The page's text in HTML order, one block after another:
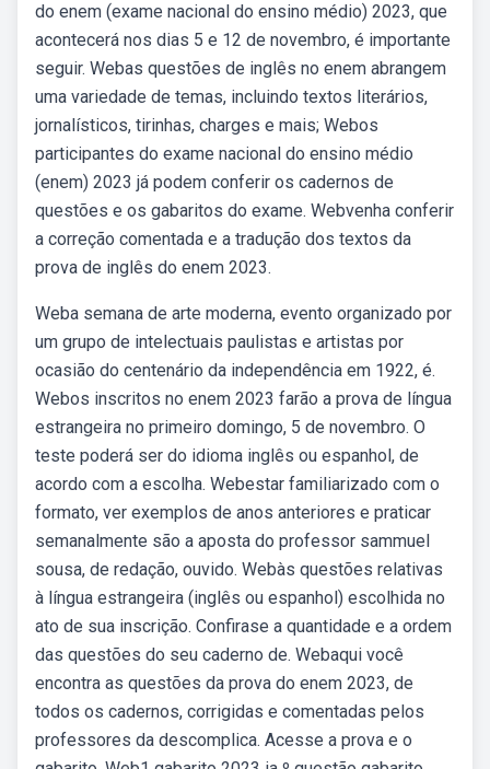
do enem (exame nacional do ensino médio) 2023, que
acontecerá nos dias 5 e 12 de novembro, é importante
seguir. Webas questões de inglês no enem abrangem
uma variedade de temas, incluindo textos literários,
jornalísticos, tirinhas, charges e mais; Webos
participantes do exame nacional do ensino médio
(enem) 2023 já podem conferir os cadernos de
questões e os gabaritos do exame. Webvenha conferir
a correção comentada e a tradução dos textos da
prova de inglês do enem 2023.
Weba semana de arte moderna, evento organizado por
um grupo de intelectuais paulistas e artistas por
ocasião do centenário da independência em 1922, é.
Webos inscritos no enem 2023 farão a prova de língua
estrangeira no primeiro domingo, 5 de novembro. O
teste poderá ser do idioma inglês ou espanhol, de
acordo com a escolha. Webestar familiarizado com o
formato, ver exemplos de anos anteriores e praticar
semanalmente são a aposta do professor sammuel
sousa, de redação, ouvido. Webàs questões relativas
à língua estrangeira (inglês ou espanhol) escolhida no
ato de sua inscrição. Confirase a quantidade e a ordem
das questões do seu caderno de. Webaqui você
encontra as questões da prova do enem 2023, de
todos os cadernos, corrigidas e comentadas pelos
professores da descomplica. Acesse a prova e o